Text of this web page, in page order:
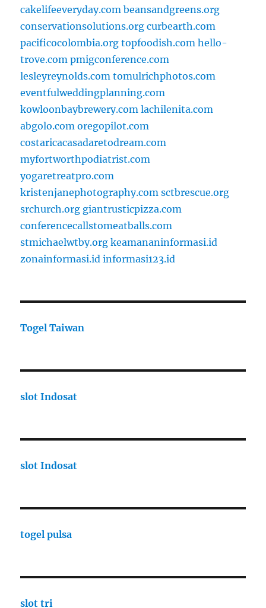
cakelifeeveryday.com beansandgreens.org
conservationsolutions.org curbearth.com
pacificocolombia.org topfoodish.com hello-
trove.com pmigconference.com
lesleyreynolds.com tomulrichphotos.com
eventfulweddingplanning.com
kowloonbaybrewery.com lachilenita.com
abgolo.com oregopilot.com
costaricacasadaretodream.com
myfortworthpodiatrist.com
yogaretreatpro.com
kristenjanephotography.com sctbrescue.org
srchurch.org giantrusticpizza.com
conferencecallstomeatballs.com
stmichaelwtby.org keamananinformasi.id
zonainformasi.id informasi123.id
Togel Taiwan
slot Indosat
slot Indosat
togel pulsa
slot tri